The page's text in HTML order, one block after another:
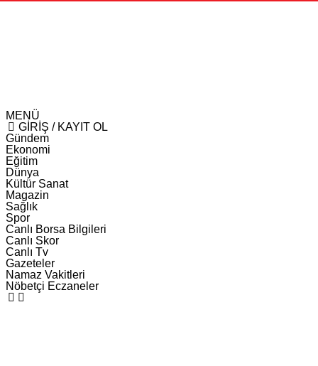
MENÜ
GİRİŞ / KAYIT OL
Gündem
Ekonomi
Eğitim
Dünya
Kültür Sanat
Magazin
Sağlık
Spor
Canlı Borsa Bilgileri
Canlı Skor
Canlı Tv
Gazeteler
Namaz Vakitleri
Nöbetçi Eczaneler